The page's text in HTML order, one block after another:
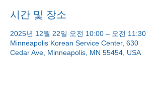
시간 및 장소
2025년 12월 22일 오전 10:00 – 오전 11:30
Minneapolis Korean Service Center, 630
Cedar Ave, Minneapolis, MN 55454, USA